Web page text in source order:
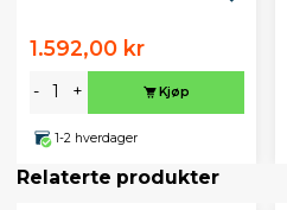
1.592,00 kr
- + Kjøp
1-2 hverdager
Relaterte produkter